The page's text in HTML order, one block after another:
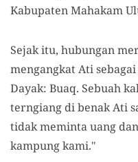
Kabupaten Mahakam
Sejak itu, hubungan
mengangkat Ati
Dayak: Buaq. Sebuah
terngiang di benak Ati
tidak meminta uang
kampung kami."